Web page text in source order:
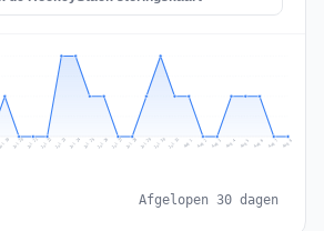
Jul 19 Jul 20 Jul 21 Jul 22 Jul 23 Jul 24 Jul 25 Jul 26 Jul 27 Jul 28 Jul 29 Jul 30 Jul 31 Aug 1 Aug 2 Aug 3 Aug 4 Aug 5 Aug 6 Aug 7 Aug 8
Afgelopen 30 dagen